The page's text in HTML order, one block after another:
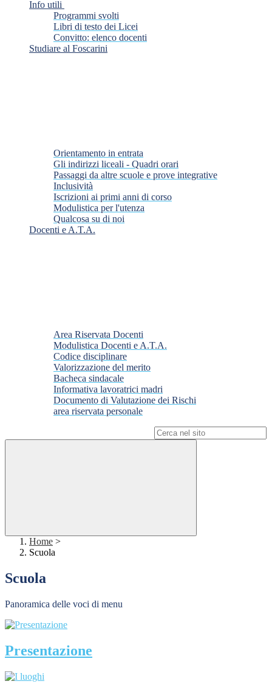
Info utili
Programmi svolti
Libri di testo dei Licei
Convitto: elenco docenti
Studiare al Foscarini
Orientamento in entrata
Gli indirizzi liceali - Quadri orari
Passaggi da altre scuole e prove integrative
Inclusività
Iscrizioni ai primi anni di corso
Modulistica per l'utenza
Qualcosa su di noi
Docenti e A.T.A.
Area Riservata Docenti
Modulistica Docenti e A.T.A.
Codice disciplinare
Valorizzazione del merito
Bacheca sindacale
Informativa lavoratrici madri
Documento di Valutazione dei Rischi
area riservata personale
Home >
Scuola
Scuola
Panoramica delle voci di menu
Presentazione